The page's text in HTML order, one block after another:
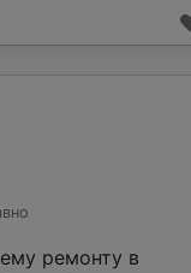
ремонту в